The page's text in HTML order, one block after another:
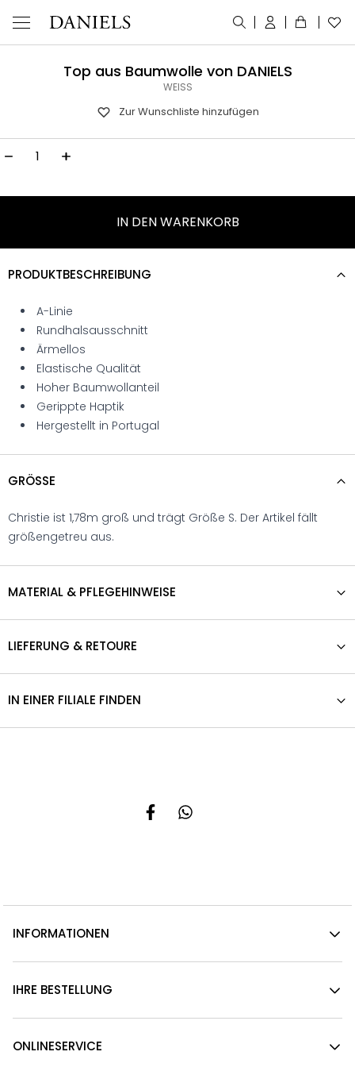
Top aus Baumwolle von DANIELS
WEISS
Zur Wunschliste hinzufügen
IN DEN WARENKORB
PRODUKTBESCHREIBUNG
A-Linie
Rundhalsausschnitt
Ärmellos
Elastische Qualität
Hoher Baumwollanteil
Gerippte Haptik
Hergestellt in Portugal
GRÖSSE
Christie ist 1,78m groß und trägt Größe S. Der Artikel fällt
größengetreu aus.
MATERIAL & PFLEGEHINWEISE
LIEFERUNG & RETOURE
IN EINER FILIALE FINDEN
INFORMATIONEN
IHRE BESTELLUNG
ONLINESERVICE